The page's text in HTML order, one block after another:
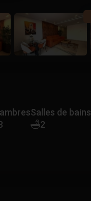
Salles de bains
2